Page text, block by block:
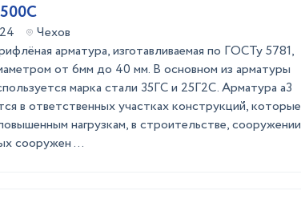
Чехов
арматура, изготавливаемая по ГОСТу 5781,
от 6мм до 40 мм. В основном из арматуры
марка стали 35ГС и 25Г2С. Арматура а3
в ответственных участках конструкций, которые
нагрузкам, в строительстве, сооружении
сооружен ...